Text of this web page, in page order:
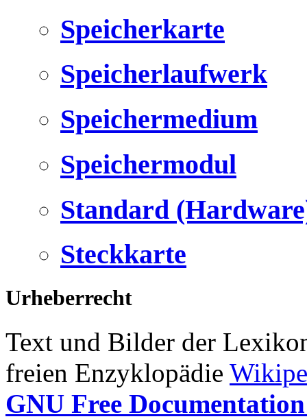
Speicherkarte
Speicherlaufwerk
Speichermedium
Speichermodul
Standard
Steckkarte
Urheberrecht
Text und Bilder der
freien Enzyklopädie
GNU Free